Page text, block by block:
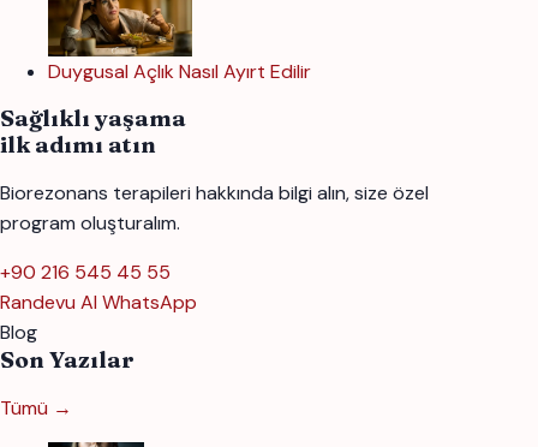
Duygusal Açlık Nasıl Ayırt Edilir
Sağlıklı yaşama
ilk adımı atın
Biorezonans terapileri hakkında bilgi alın, size özel
program oluşturalım.
+90 216 545 45 55
Randevu Al WhatsApp
Blog
Son Yazılar
Tümü →